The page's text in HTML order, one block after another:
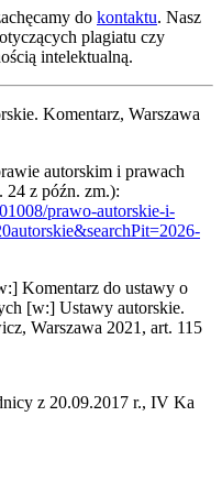
do kontaktu. Nasz
plagiatu czy
intelektualną.
Komentarz, Warszawa
autorskim i prawach
z późn. zm.):
prawo-autorskie-i-
Komentarz do ustawy o
[w:] Ustawy autorskie.
Warszawa 2021, art. 115
z 20.09.2017 r., IV Ka